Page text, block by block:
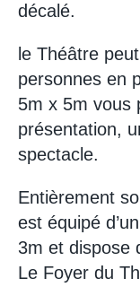
décalé.
le Théâtre
personnes en
5m x 5m vous
présentation,
spectacle.
Entièrement
est équipé
3m et dispose
Le Foyer du